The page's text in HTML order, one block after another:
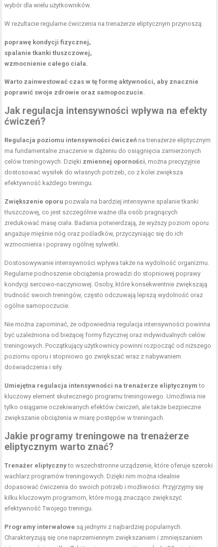
wybór dla wielu użytkowników.
W rezultacie regularne ćwiczenia na trenażerze eliptycznym przynoszą:
poprawę kondycji fizycznej,
spalanie tkanki tłuszczowej,
wzmocnienie całego ciała.
Warto zainwestować czas w tę formę aktywności, aby znacznie
poprawić swoje zdrowie oraz samopoczucie.
Jak regulacja intensywności wpływa na efekty
ćwiczeń?
Regulacja poziomu intensywności ćwiczeń na trenażerze eliptycznym
ma fundamentalne znaczenie w dążeniu do osiągnięcia zamierzonych
celów treningowych. Dzięki zmiennej oporności , można precyzyjnie
dostosować wysiłek do własnych potrzeb, co z kolei zwiększa
efektywność każdego treningu.
Zwiększenie oporu pozwala na bardziej intensywne spalanie tkanki
tłuszczowej, co jest szczególnie ważne dla osób pragnących
zredukować masę ciała. Badania potwierdzają, że wyższy poziom oporu
angażuje mięśnie nóg oraz pośladków, przyczyniając się do ich
wzmocnienia i poprawy ogólnej sylwetki.
Dostosowywanie intensywności wpływa także na wydolność organizmu.
Regularne podnoszenie obciążenia prowadzi do stopniowej poprawy
kondycji sercowo-naczyniowej. Osoby, które konsekwentnie zwiększają
trudność swoich treningów, często odczuwają lepszą wydolność oraz
ogólne samopoczucie.
Nie można zapominać, że odpowiednia regulacja intensywności powinna
być uzależniona od bieżącej formy fizycznej oraz indywidualnych celów
treningowych. Początkujący użytkownicy powinni rozpocząć od niższego
poziomu oporu i stopniowo go zwiększać wraz z nabywaniem
doświadczenia i siły.
Umiejętna regulacja intensywności na trenażerze eliptycznym to
kluczowy element skutecznego programu treningowego. Umożliwia nie
tylko osiąganie oczekiwanych efektów ćwiczeń, ale także bezpieczne
zwiększanie obciążenia w miarę postępów w treningach.
Jakie programy treningowe na trenażerze
eliptycznym warto znać?
Trenażer eliptycznyto wszechstronne urządzenie, które oferuje szeroki
wachlarz programów treningowych. Dzięki nim można idealnie
dopasować ćwiczenia do swoich potrzeb i możliwości. Przyjrzyjmy się
kilku kluczowym programom, które mogą znacząco zwiększyć
efektywność Twojego treningu.
Programy interwałowe są jednymi z najbardziej popularnych.
Charakteryzują się one naprzemiennym zwiększaniem i zmniejszaniem